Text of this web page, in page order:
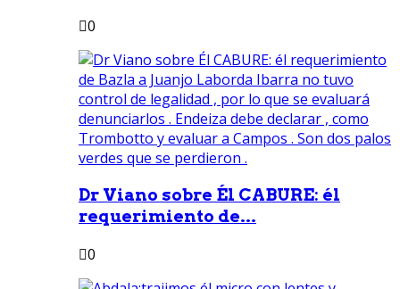
0
Dr Viano sobre Él CABURE: él
requerimiento de...
0